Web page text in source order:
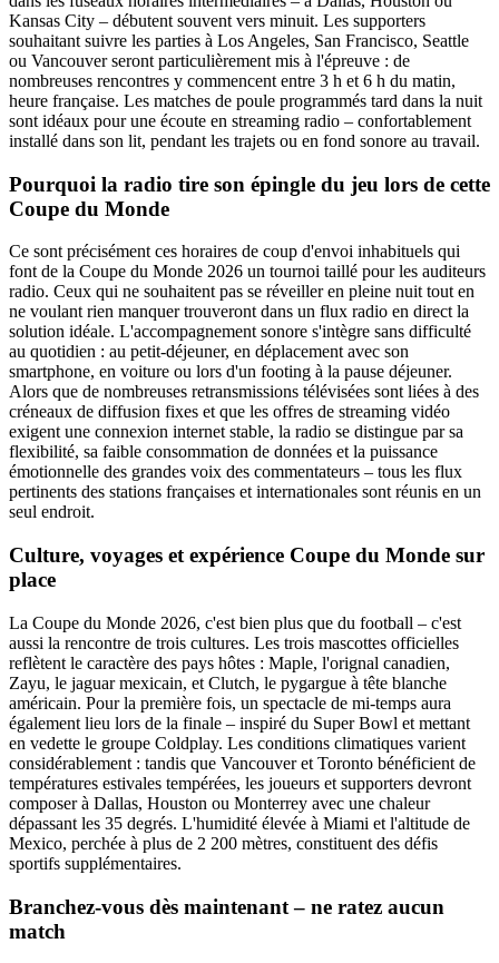
Kansas City – débutent souvent vers minuit. Les supporters
souhaitant suivre les parties à Los Angeles, San Francisco, Seattle
ou Vancouver seront particulièrement mis à l'épreuve : de
nombreuses rencontres y commencent entre 3 h et 6 h du matin,
heure française. Les matches de poule programmés tard dans la nuit
sont idéaux pour une écoute en streaming radio – confortablement
installé dans son lit, pendant les trajets ou en fond sonore au travail.
Pourquoi la radio tire son épingle du jeu lors de cette
Coupe du Monde
Ce sont précisément ces horaires de coup d'envoi inhabituels qui
font de la Coupe du Monde 2026 un tournoi taillé pour les auditeurs
radio. Ceux qui ne souhaitent pas se réveiller en pleine nuit tout en
ne voulant rien manquer trouveront dans un flux radio en direct la
solution idéale. L'accompagnement sonore s'intègre sans difficulté
au quotidien : au petit-déjeuner, en déplacement avec son
smartphone, en voiture ou lors d'un footing à la pause déjeuner.
Alors que de nombreuses retransmissions télévisées sont liées à des
créneaux de diffusion fixes et que les offres de streaming vidéo
exigent une connexion internet stable, la radio se distingue par sa
flexibilité, sa faible consommation de données et la puissance
émotionnelle des grandes voix des commentateurs – tous les flux
pertinents des stations françaises et internationales sont réunis en un
seul endroit.
Culture, voyages et expérience Coupe du Monde sur
place
La Coupe du Monde 2026, c'est bien plus que du football – c'est
aussi la rencontre de trois cultures. Les trois mascottes officielles
reflètent le caractère des pays hôtes : Maple, l'orignal canadien,
Zayu, le jaguar mexicain, et Clutch, le pygargue à tête blanche
américain. Pour la première fois, un spectacle de mi-temps aura
également lieu lors de la finale – inspiré du Super Bowl et mettant
en vedette le groupe Coldplay. Les conditions climatiques varient
considérablement : tandis que Vancouver et Toronto bénéficient de
températures estivales tempérées, les joueurs et supporters devront
composer à Dallas, Houston ou Monterrey avec une chaleur
dépassant les 35 degrés. L'humidité élevée à Miami et l'altitude de
Mexico, perchée à plus de 2 200 mètres, constituent des défis
sportifs supplémentaires.
Branchez-vous dès maintenant – ne ratez aucun
match